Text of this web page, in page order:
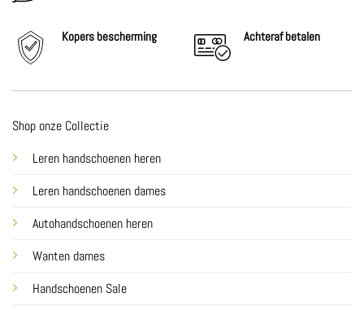
Kopers bescherming Achterafbetalen
Shop onze Collectie
Leren handschoenen heren
Leren handschoenen dames
Autohandschoenen heren
Wanten dames
Handschoenen Sale